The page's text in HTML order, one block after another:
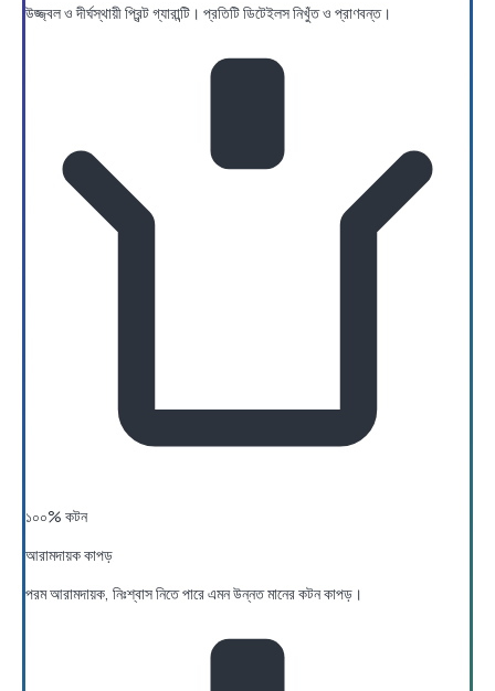
উজ্জ্বল ও দীর্ঘস্থায়ী প্রিন্ট গ্যারান্টি। প্রতিটি ডিটেইলস নিখুঁত ও প্রাণবন্ত।
১০০% কটন
আরামদায়ক কাপড়
পরম আরামদায়ক, নিঃশ্বাস নিতে পারে এমন উন্নত মানের কটন কাপড়।